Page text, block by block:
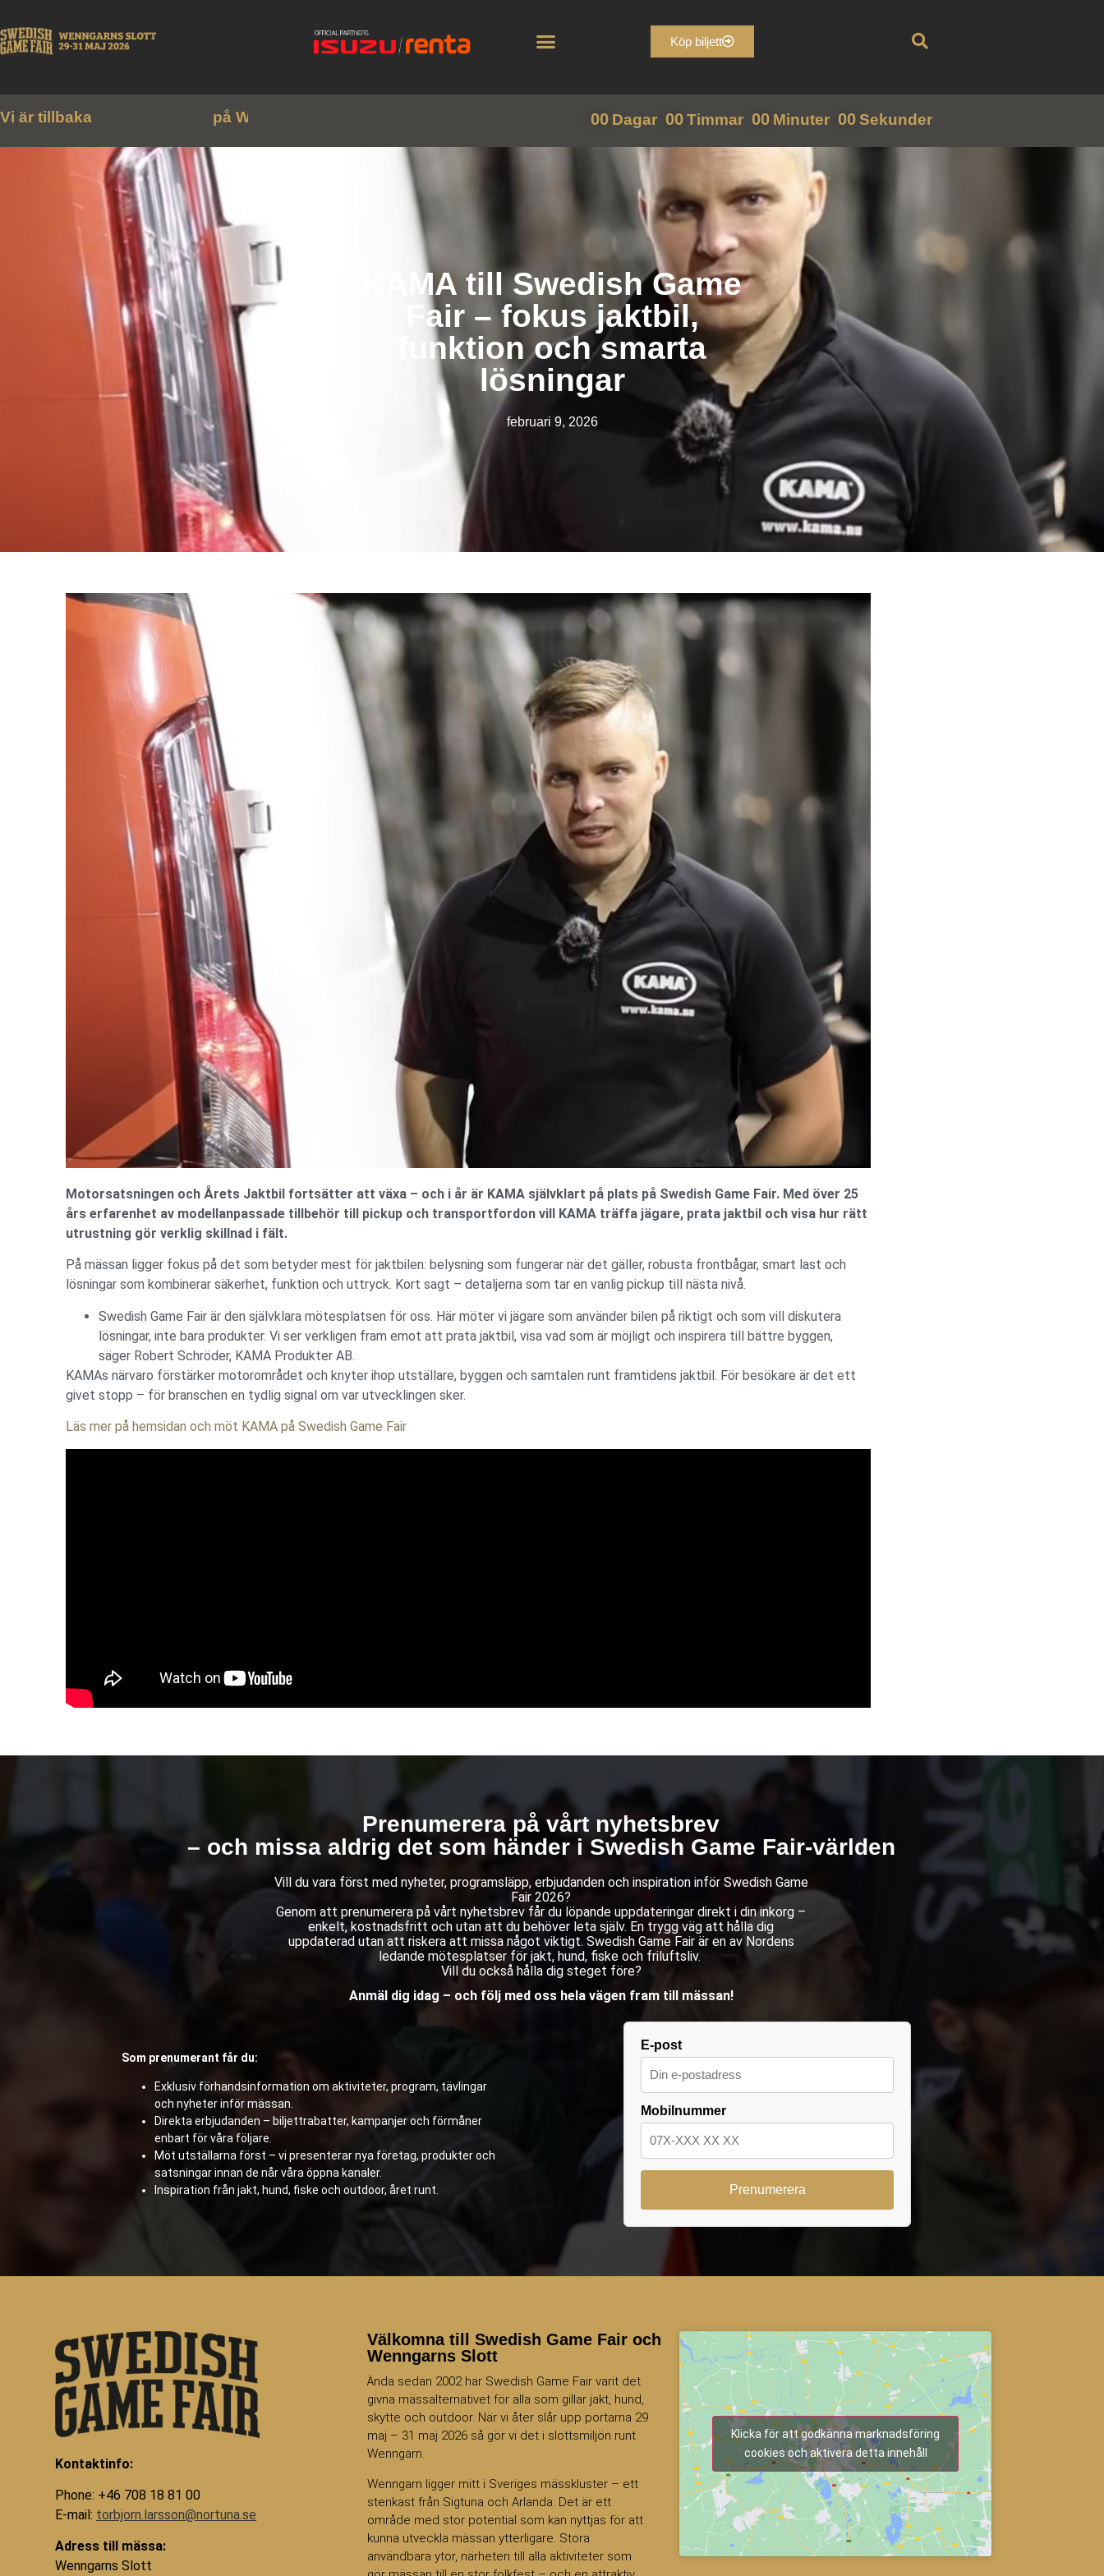
Köp biljett
Vi är tillbaka på W 00 Dagar 00Timmar 00 Minuter 00Sekunder
KAMA till Swedish Game
Fair – fokus jaktbil,
funktion och smarta
lösningar
februari 9, 2026
Motorsatsningen och Årets Jaktbil fortsätter att växa – och i år är KAMA självklart på plats på Swedish Game Fair. Med över 25
års erfarenhet av modellanpassade tillbehör till pickup och transportfordon vill KAMA träffa jägare, prata jaktbil och visa hur rätt
utrustning gör verklig skillnad i fält.
På mässan ligger fokus på det som betyder mest för jaktbilen: belysning som fungerar när det gäller, robusta frontbågar, smart last och
lösningar som kombinerar säkerhet, funktion och uttryck. Kort sagt – detaljerna som tar en vanlig pickup till nästa nivå.
Swedish Game Fair är den självklara mötesplatsen för oss. Här möter vi jägare som använder bilen på riktigt och som vill diskutera
lösningar, inte bara produkter. Vi ser verkligen fram emot att prata jaktbil, visa vad som är möjligt och inspirera till bättre byggen,
säger Robert Schröder, KAMA Produkter AB.
KAMAs närvaro förstärker motorområdet och knyter ihop utställare, byggen och samtalen runt framtidens jaktbil. För besökare är det ett
givet stopp – för branschen en tydlig signal om var utvecklingen sker.
Läs mer på hemsidan och möt KAMA på Swedish Game Fair
Prenumerera på vårt nyhetsbrev
– och missa aldrig det som händer i Swedish Game Fair-världen
Vill du vara först med nyheter, programsläpp, erbjudanden och inspiration inför Swedish Game
Fair 2026?
Genom att prenumerera på vårt nyhetsbrev får du löpande uppdateringar direkt i din inkorg –
enkelt, kostnadsfritt och utan att du behöver leta själv. En trygg väg att hålla dig
uppdaterad utan att riskera att missa något viktigt. Swedish Game Fair är en av Nordens
ledande mötesplatser för jakt, hund, fiske och friluftsliv.
Vill du också hålla dig steget före?
Anmäl dig idag – och följ med oss hela vägen fram till mässan!
E-post
Mobilnummer
Som prenumerant får du:
Exklusiv förhandsinformation om aktiviteter, program, tävlingar
och nyheter inför mässan.
Direkta erbjudanden – biljettrabatter, kampanjer och förmåner
enbart för våra följare.
Möt utställarna först – vi presenterar nya företag, produkter och
satsningar innan de når våra öppna kanaler.
Inspiration från jakt, hund, fiske och outdoor, året runt.
Kontaktinfo:
Phone: +46 708 18 81 00
E-mail: torbjorn.larsson@nortuna.se
Adress till mässa:
Wenngarns Slott
Välkomna till Swedish Game Fair och
Wenngarns Slott
Ända sedan 2002 har Swedish Game Fair varit det
givna mässalternativet för alla som gillar jakt, hund,
skytte och outdoor. När vi åter slår upp portarna 29
maj – 31 maj 2026 så gör vi det i slottsmiljön runt
Wenngarn.
Wenngarn ligger mitt i Sveriges mässkluster – ett
stenkast från Sigtuna och Arlanda. Det är ett
område med stor potential som kan nyttjas för att
kunna utveckla mässan ytterligare. Stora
användbara ytor, närheten till alla aktiviteter som
Klicka för att godkänna marknadsföring
cookies och aktivera detta innehåll